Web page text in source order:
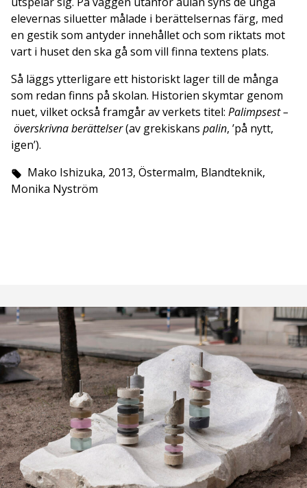
elevernas siluetter målade i berättelsernas färg, med
en gestik som antyder innehållet och som riktats mot
vart i huset den ska gå som vill finna textens plats.
Så läggs ytterligare ett historiskt lager till de många
som redan finns på skolan. Historien skymtar genom
nuet, vilket också framgår av verkets titel: Palimpsest –
överskrivna berättelser(av grekiskans palin, ’på nytt,
igen’).
Mako Ishizuka, 2013, Östermalm, Blandteknik,
Monika Nyström